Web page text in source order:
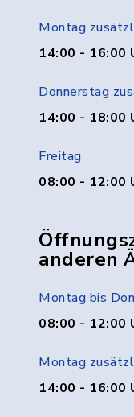
Montag
14:00 - 16:00
Donnerstag
14:00 - 18:00
Freitag
08:00 - 12:00
anderen
Montag bis
08:00 - 12:00
Montag
14:00 - 16:00